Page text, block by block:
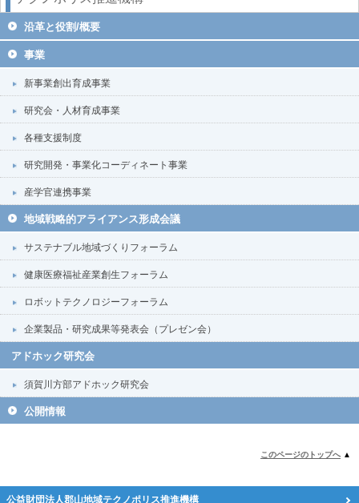
沿革と役割/概要
事業
新事業創出育成事業
研究会・人材育成事業
各種支援制度
研究開発・事業化コーディネート事業
産学官連携事業
地域戦略的アライアンス形成会議
サステナブル地域づくりフォーラム
健康医療福祉産業創生フォーラム
ロボットテクノロジーフォーラム
企業製品・研究成果等発表会（プレゼン会）
アドホック研究会
須賀川方部アドホック研究会
公開情報
このページのトップへ ▲
公益財団法人郡山地域テクノポリス推進機構